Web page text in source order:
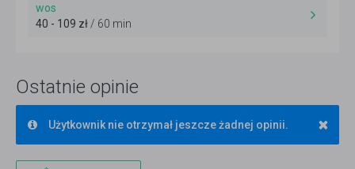
wos
40 - 109 zł/ 60 min
Ostatnie opinie
×
Użytkownik nie otrzymał jeszcze żadnej opinii.